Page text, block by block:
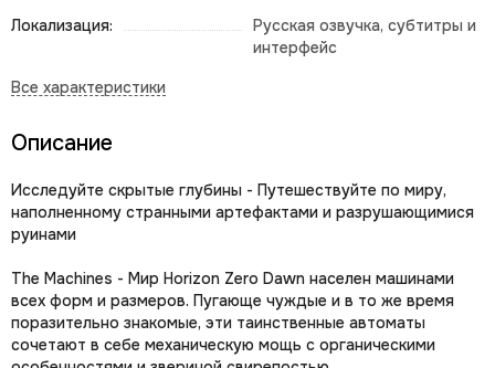
Локализация:
Русская озвучка, субтитры и
интерфейс
Описание
Исследуйте скрытые глубины - Путешествуйте по миру,
наполненному странными артефактами и разрушающимися
руинами
The Machines - Мир Horizon Zero Dawn населен машинами
всех форм и размеров. Пугающе чуждые и в то же время
поразительно знакомые, эти таинственные автоматы
сочетают в себе механическую мощь с органическими